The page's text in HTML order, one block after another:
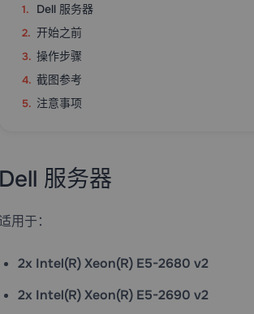
Dell 服务器
开始之前
操作步骤
截图参考
注意事项
服务器
用于：
2x Intel(R) Xeon(R) E5-2680 v2
2x Intel(R) Xeon(R) E5-2690 v2